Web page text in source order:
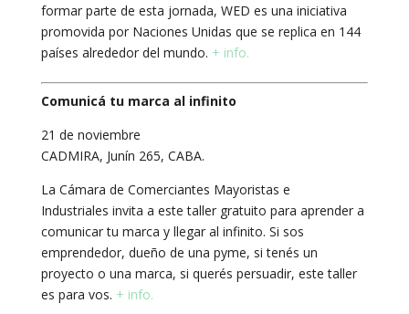
formar parte de esta jornada, WED es una iniciativa
promovida por Naciones Unidas que se replica en 144
países alrededor del mundo. + info.
Comunicá tu marca al infinito
21 de noviembre
CADMIRA, Junín 265, CABA.
La Cámara de Comerciantes Mayoristas e
Industriales invita a este taller gratuito para aprender a
comunicar tu marca y llegar al infinito. Si sos
emprendedor, dueño de una pyme, si tenés un
proyecto o una marca, si querés persuadir, este taller
es para vos. + info.